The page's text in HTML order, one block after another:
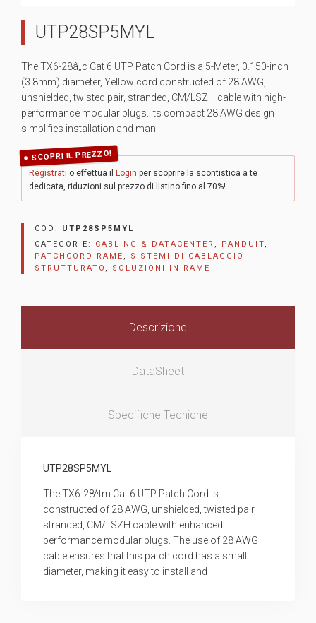
UTP28SP5MYL
The TX6-28â„¢ Cat 6 UTP Patch Cord is a 5-Meter, 0.150-inch
(3.8mm) diameter, Yellow cord constructed of 28 AWG,
unshielded, twisted pair, stranded, CM/LSZH cable with high-
performance modular plugs. Its compact 28 AWG design
simplifies installation and man
SCOPRI IL PREZZO!
Registrati o effettua il Login per scoprire la scontistica a te
dedicata, riduzioni sul prezzo di listino fino al 70%!
COD: UTP28SP5MYL
CATEGORIE: CABLING & DATACENTER , PANDUIT,
PATCHCORD RAME , SISTEMI DI CABLAGGIO
STRUTTURATO , SOLUZIONI IN RAME
Descrizione
DataSheet
Specifiche Tecniche
UTP28SP5MYL
The TX6-28^tm Cat 6 UTP Patch Cord is
constructed of 28 AWG, unshielded, twisted pair,
stranded, CM/LSZH cable with enhanced
performance modular plugs. The use of 28 AWG
cable ensures that this patch cord has a small
diameter, making it easy to install and